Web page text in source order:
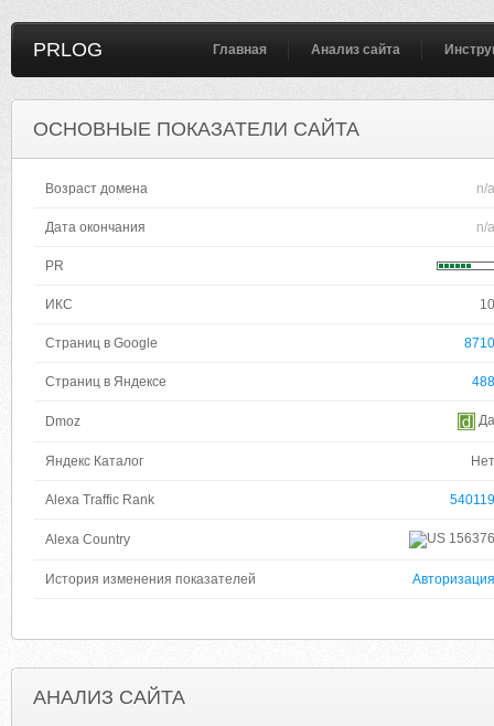
PRLOG Главная Анализ сайта
ОСНОВНЫЕ ПОКАЗАТЕЛИ САЙТА
Возраст домена n/a
Дата окончания n/a
PR
ИКС 10
Страниц в Google 8710
Страниц в Яндексе 488
Dmoz Да
Яндекс Каталог Нет
Alexa Traffic Rank 540119
Alexa Country 156376
История изменения показателей Авторизация
АНАЛИЗ САЙТА